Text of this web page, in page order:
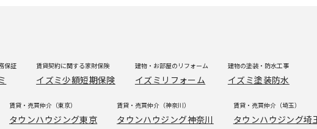
保証 賃貸契約に関する家財保険
イズミ少額短期保険
建物・お部屋のリフォーム
イズミリフォーム
建物の塗装・防水工事
イズミ塗装防水
賃貸・売買仲介（東京）
タウンハウジング東京
賃貸・売買仲介（神奈川）
タウンハウジング神奈川
賃貸・売買仲介（埼玉）
タウンハウジング埼